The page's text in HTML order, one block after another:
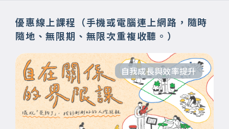
優惠線上課程（手機或電腦連上網路，隨時
隨地、無限期、無限次重複收聽。）
自我成長與效率提升